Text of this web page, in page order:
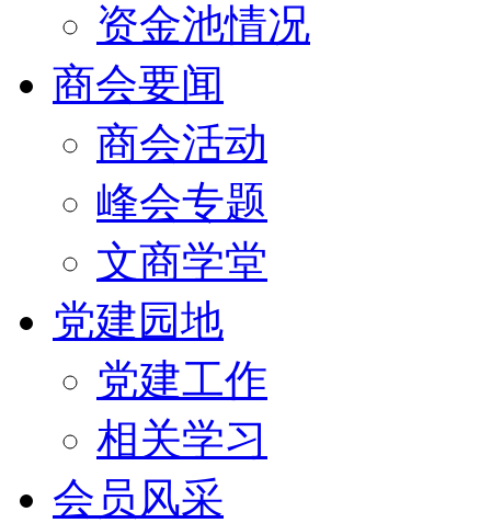
资金池情况
商会要闻
商会活动
峰会专题
文商学堂
党建园地
党建工作
相关学习
会员风采